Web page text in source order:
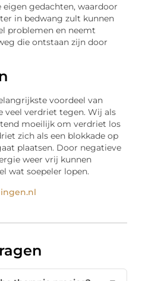
gedachten, waardoor
in bedwang zult kunnen
problemen en neemt
die ontstaan zijn door
voordeel van
veel verdriet tegen. Wij als
moeilijk om verdriet los
zich als een blokkade op
plaatsen. Door negatieve
weer vrij kunnen
wat soepeler lopen.